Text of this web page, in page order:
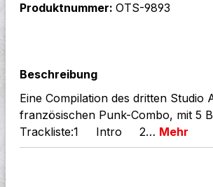
Produktnummer: OTS-9893
Beschreibung
Eine Compilation des dritten Studio
französischen Punk-Combo, mit 5
Trackliste:1 Intro 2… Mehr